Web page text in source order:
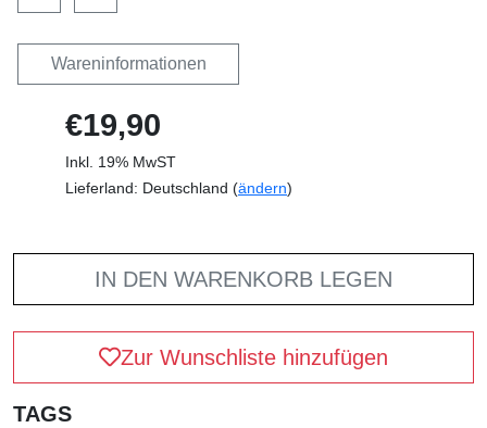
Wareninformationen
€19,90
Inkl. 19% MwST
Lieferland: Deutschland (ändern)
IN DEN WARENKORB LEGEN
Zur Wunschliste hinzufügen
TAGS